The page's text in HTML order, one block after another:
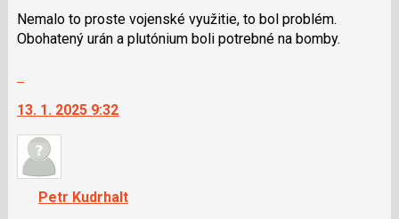
a
P
nový
názor
Nemalo to proste vojenské využitie, to bol problém.
Obohatený urán a plutónium boli potrebné na bomby.
další
nový
názor.
navigaci
lze
13. 1. 2025 9:32
Petr Kudrhalt